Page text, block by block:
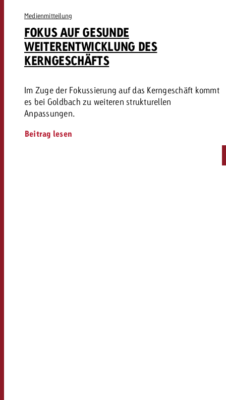
Medienmitteilung
FOKUS AUF GESUNDE
WEITERENTWICKLUNG DES
KERNGESCHÄFTS
Im Zuge der Fokussierung auf das Kerngeschäft kommt
es bei Goldbach zu weiteren strukturellen
Anpassungen.
Beitrag lesen